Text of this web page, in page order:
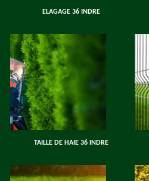
ELAGAGE 36 INDRE
TAILLE DE HAIE 36 INDRE